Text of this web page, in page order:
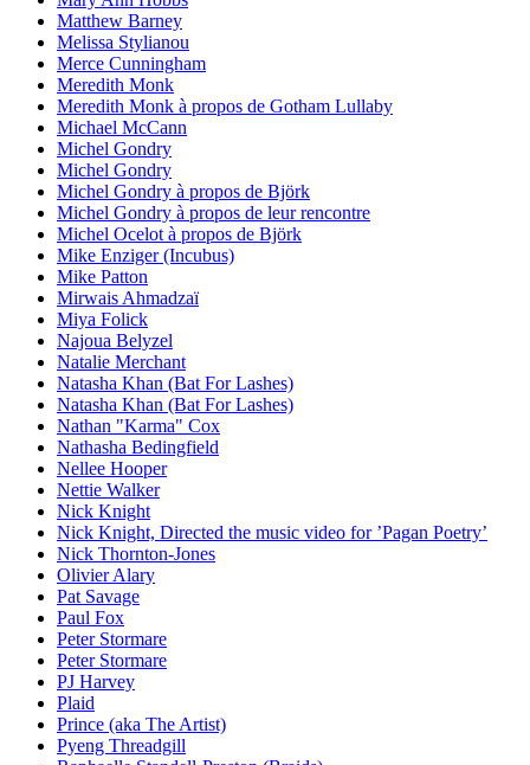
Matthew Barney
Melissa Stylianou
Merce Cunningham
Meredith Monk
Meredith Monk à propos de Gotham Lullaby
Michael McCann
Michel Gondry
Michel Gondry
Michel Gondry à propos de Björk
Michel Gondry à propos de leur rencontre
Michel Ocelot à propos de Björk
Mike Enziger (Incubus)
Mike Patton
Mirwais Ahmadzaï
Miya Folick
Najoua Belyzel
Natalie Merchant
Natasha Khan (Bat For Lashes)
Natasha Khan (Bat For Lashes)
Nathan "Karma" Cox
Nathasha Bedingfield
Nellee Hooper
Nettie Walker
Nick Knight
Nick Knight, Directed the music video for ’Pagan Poetry’
Nick Thornton-Jones
Olivier Alary
Pat Savage
Paul Fox
Peter Stormare
Peter Stormare
PJ Harvey
Plaid
Prince (aka The Artist)
Pyeng Threadgill